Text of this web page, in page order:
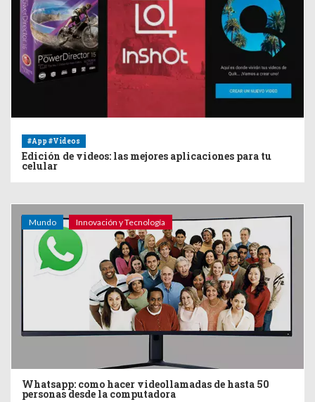
#App #Videos
Edición de videos: las mejores aplicaciones para tu
celular
Mundo Innovación y Tecnología
Whatsapp: como hacer videollamadas de hasta 50
personas desde la computadora